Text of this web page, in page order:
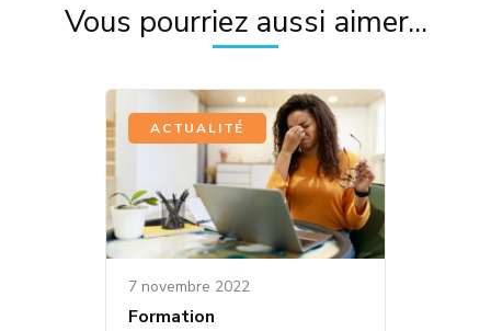
Vous pourriez aussi aimer...
ACTUALITÉ
7 novembre 2022
Formation